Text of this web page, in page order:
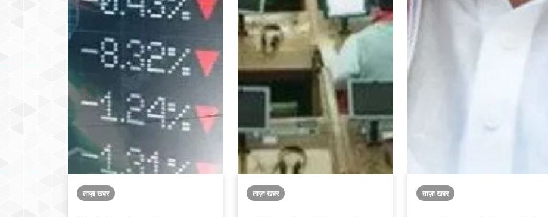
ताज़ा खबर ताज़ा खबर ताज़ा खबर